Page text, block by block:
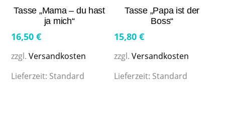
Tasse „Mama – du hast
ja mich“
16,50€
zzgl.Versandkosten
Lieferzeit: Standard
Tasse „Papa ist der
Boss“
15,80 €
zzgl. Versandkosten
Lieferzeit: Standard